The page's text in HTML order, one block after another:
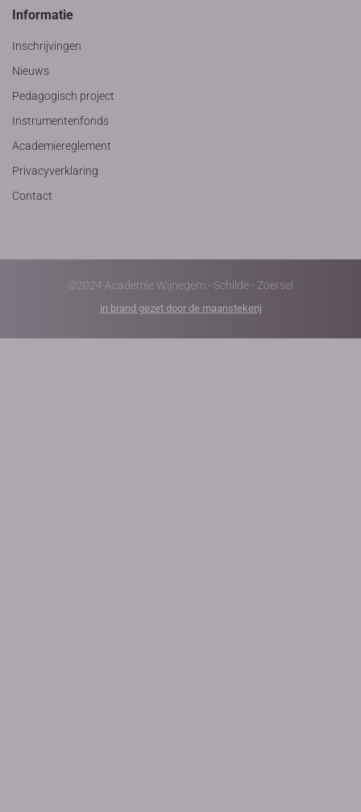
Informatie
Inschrijvingen
Nieuws
Pedagogisch project
Instrumentenfonds
Academiereglement
Privacyverklaring
Contact
©2024 Academie Wijnegem - Schilde - Zoersel
in brand gezet door de maanstekerij